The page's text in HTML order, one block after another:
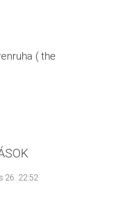
( the
26. 22:52